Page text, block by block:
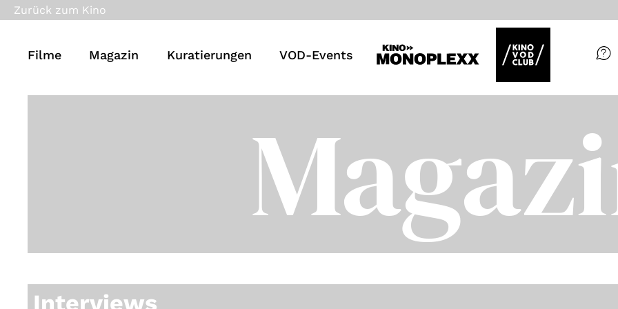
Filme
Kuratierungen
VOD-Events
So geht’s
Filmpakete
Zurück zum Kino
Filme Magazin Kuratierungen VOD-Events
Interviews